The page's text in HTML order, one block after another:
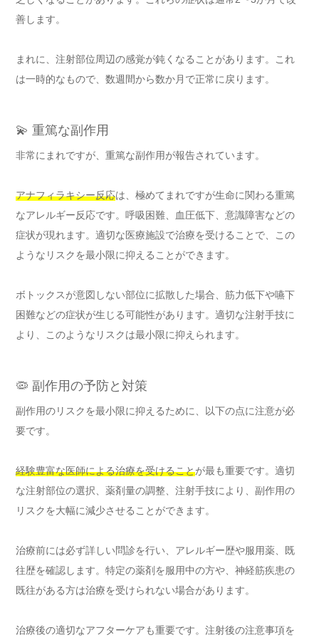
善します。
まれに、注射部位周辺の感覚が鈍くなることがあります。これ
は一時的なもので、数週間から数か月で正常に戻ります。
💫 重篤な副作用
非常にまれですが、重篤な副作用が報告されています。
アナフィラキシー反応は、極めてまれですが生命に関わる重篤
なアレルギー反応です。呼吸困難、血圧低下、意識障害などの
症状が現れます。適切な医療施設で治療を受けることで、この
ようなリスクを最小限に抑えることができます。
ボトックスが意図しない部位に拡散した場合、筋力低下や嚥下
困難などの症状が生じる可能性があります。適切な注射手技に
より、このようなリスクは最小限に抑えられます。
🦠 副作用の予防と対策
副作用のリスクを最小限に抑えるために、以下の点に注意が必
要です。
経験豊富な医師による治療を受けることが最も重要です。適切
な注射部位の選択、薬剤量の調整、注射手技により、副作用の
リスクを大幅に減少させることができます。
治療前には必ず詳しい問診を行い、アレルギー歴や服用薬、既
往歴を確認します。特定の薬剤を服用中の方や、神経筋疾患の
既往がある方は治療を受けられない場合があります。
治療後の適切なアフターケアも重要です。注射後の注意事項を